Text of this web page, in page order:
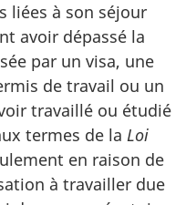
liées à son séjour
avoir dépassé la
par un visa, une
de travail ou un
travaillé ou étudié
termes de la Loi
en raison de
à travailler due